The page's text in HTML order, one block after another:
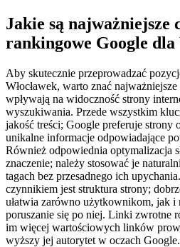
Jakie są najważniejsze
rankingowe Google dla
Aby skutecznie przeprowadzać
Włocławek, warto znać
wpływają na widoczność strony
wyszukiwania. Przede wszystkim
jakość treści; Google preferuje strony
unikalne informacje odpowiadające
Również odpowiednia optymalizacja
znaczenie; należy stosować je
tagach bez przesadnego ich
czynnikiem jest struktura strony;
ułatwia zarówno użytkownikom, jak
poruszanie się po niej. Linki zwrotne
im więcej wartościowych linków
wyższy jej autorytet w oczach Google.